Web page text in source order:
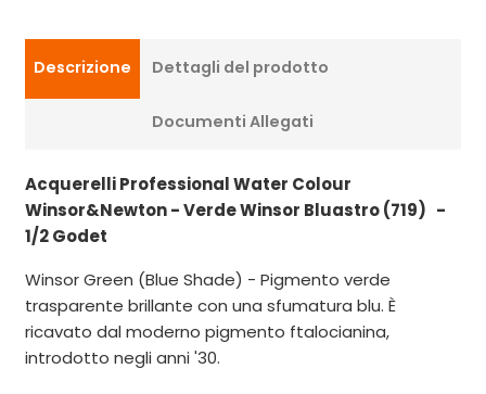
Descrizione Dettagli del prodotto
Documenti Allegati
Acquerelli Professional Water Colour
Winsor&Newton - Verde Winsor Bluastro (719) -
1/2 Godet
Winsor Green (Blue Shade) - Pigmento verde
trasparente brillante con una sfumatura blu. È
ricavato dal moderno pigmento ftalocianina,
introdotto negli anni '30.